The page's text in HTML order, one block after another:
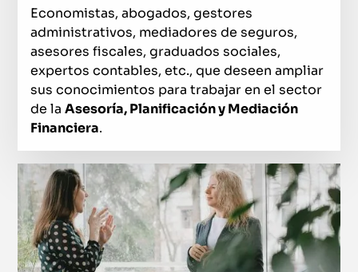
Economistas, abogados, gestores
administrativos, mediadores de seguros,
asesores fiscales, graduados sociales,
expertos contables, etc., que deseen ampliar
sus conocimientos para trabajar en el sector
de laAsesoría, Planificación y Mediación
Financiera.